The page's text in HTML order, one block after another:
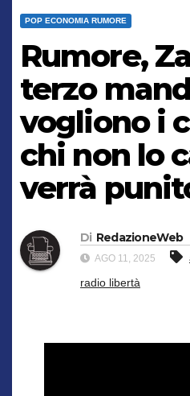
POP ECONOMIA RUMORE
Rumore,
terzo
vogliono i
chi non lo
verrà
Di RedazioneWeb
AGO 11, 2025
radio libertà